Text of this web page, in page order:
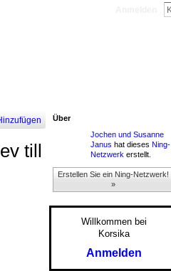
till
Über
Jochen und Susanne
Janus hat dieses Ning-
Netzwerk erstellt.
Erstellen Sie ein Ning-Netzwerk!
»
Willkommen bei
Korsika
Anmelden